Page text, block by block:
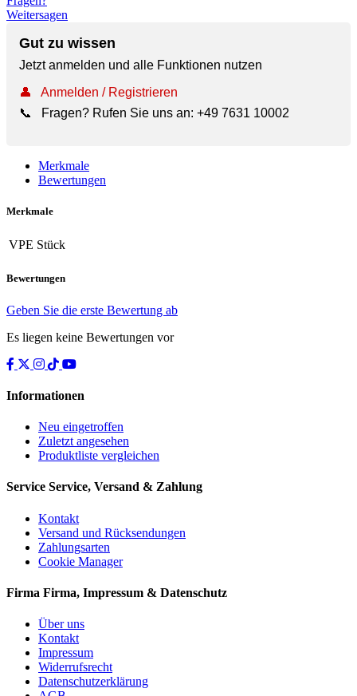
Weitersagen
Gut zu wissen
Jetzt anmelden und alle Funktionen nutzen
👤
Anmelden / Registrieren
📞
Fragen? Rufen Sie uns an: +49 7631 10002
Merkmale
Bewertungen
Merkmale
VPE Stück
Bewertungen
Geben Sie die erste Bewertung ab
Es liegen keine Bewertungen vor
Informationen
Neu eingetroffen
Zuletzt angesehen
Produktliste vergleichen
Service Service, Versand & Zahlung
Kontakt
Versand und Rücksendungen
Zahlungsarten
Cookie Manager
Firma Firma, Impressum & Datenschutz
Über uns
Kontakt
Impressum
Widerrufsrecht
Datenschutzerklärung